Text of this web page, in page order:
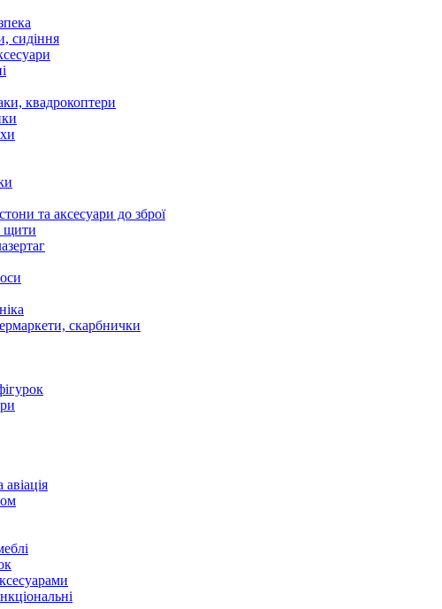
сидіння
квадрокоптери
та аксесуари до зброї
щити
скарбнички
авіація